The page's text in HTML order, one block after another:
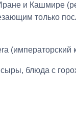
и Кашмире
только
(императорский
блюда с